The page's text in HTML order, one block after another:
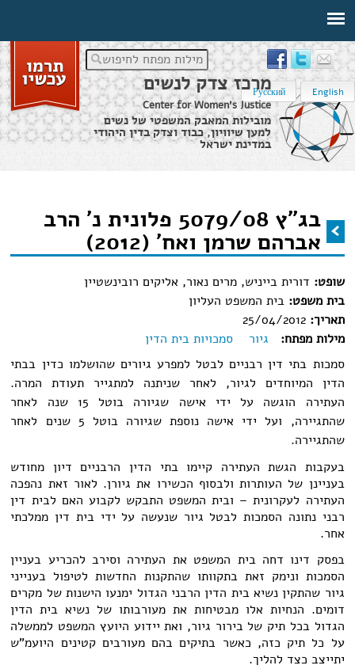
מילות מפתח לחיפוש
English
Русский
מרכז צדק לנשים
Center for Women's Justice
מובילות המאבק המשפטי של נשים
למען שיוויון, כבוד וצדק בדין היהודי
במדינת ישראל
הינך נמצא כאן בג"ץ 5079/08 פלונית נ' הרב
אברהם שרמן ואח' (2012)
שופט: דורית בייניש, מרים נאור, אליקים רובינשטיין
בית משפט:בית המשפט העליון
תאריך:25/04/2012
מילות מפתח:
גיור
סמכויות בית הדין
סמכות בתי דין רבניים לבטל למפרע גיורים שהושלמו כדין בבתי
הדין המיוחדים לגיור, לאחר שניתנה למתגייר תעודת המרה.
העתירה הוגשה על ידי אישה שגיורה בוטל 15 שנה לאחר
שהתגיירה, ועל ידי אישה נוספת שגיורה בוטל 5 שנים לאחר
שהתגיירה.
בעקבות הגשת העתירה קיימו בתי הדין הרבניים דיון מחודש
בעניינן של העותרות ולבסוף הכשירו את גיורן. לאור זאת נהפכה
העתירה לעקרונית – ובית המשפט התבקש לקבוע האם לבית דין
רבני נתונה הסמכות לבטל גיור שנעשה על ידי בית דין ממלכתי
אחר.
בפסק דינו דחה בית המשפט את העתירה וסירב להכריע בעניין
הסמכות ונימק זאת בתקוותו שהתקנות החדשות לטיפול בענייני
גיור שהתקין נשיא בית הדין הרבני הגדול ימנעו הישנות של מקרים
דומים. הנחיות אלו מבטיחות את מעורבותו של נשיא בית הדין
הגדול בכל תיק של בירור גיור, ואת יידוע היועץ המשפט לממשלה
על כל תיק כזה, כאשר בתיקים בהם מעורבים קטינים היועמ"ש
יתייצב כצד להליך.